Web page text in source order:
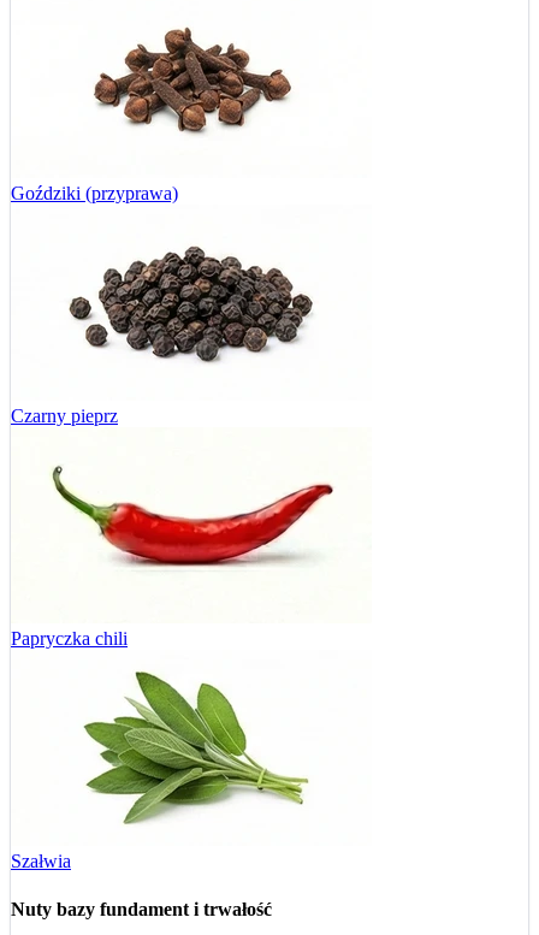
Goździki (przyprawa)
Czarny pieprz
Papryczka chili
Szałwia
Nuty bazy fundament i trwałość